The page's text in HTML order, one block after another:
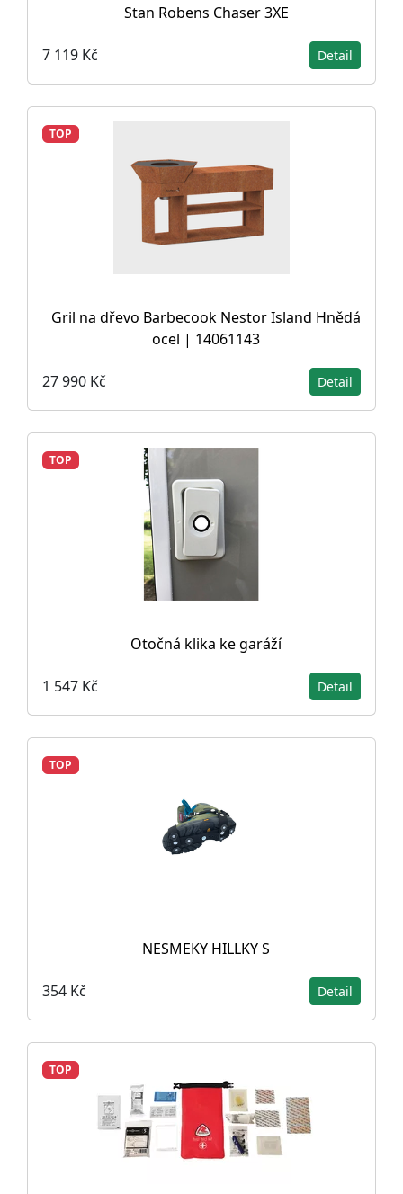
Stan Robens Chaser 3XE
7 119 Kč Detail
TOP
Gril na dřevo Barbecook Nestor Island Hnědá
ocel | 14061143
27 990 Kč Detail
TOP
Otočná klika ke garáží
1 547 Kč Detail
TOP
NESMEKY HILLKY S
354 Kč Detail
TOP